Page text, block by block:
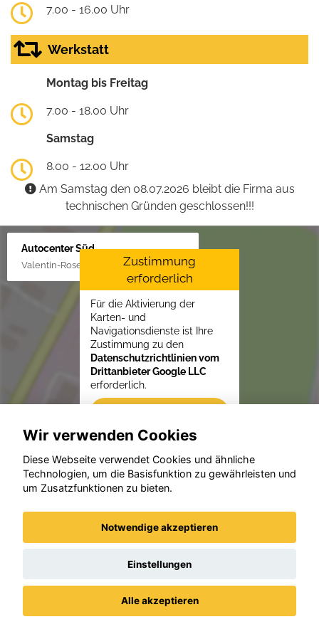
7.00 - 16.00 Uhr
Werkstatt
Montag bis Freitag
7.00 - 18.00 Uhr
Samstag
8.00 - 12.00 Uhr
Am Samstag den 08.07.2026 bleibt die Firma aus
technischen Gründen geschlossen!!!
Autocenter Süd
Valentin-Rose-Str. 3, 16816 Neuruppin
Zustimmung
erforderlich
Für die Aktivierung der
Karten- und
Navigationsdienste ist Ihre
Zustimmung zu den
Datenschutzrichtlinien vom
Drittanbieter Google LLC
erforderlich.
aktivieren
Wir verwenden Cookies
Diese Webseite verwendet Cookies und ähnliche
Technologien, um die Basisfunktion zu gewährleisten und
um Zusatzfunktionen zu bieten.
Notwendige akzeptieren
Einstellungen
Alle akzeptieren